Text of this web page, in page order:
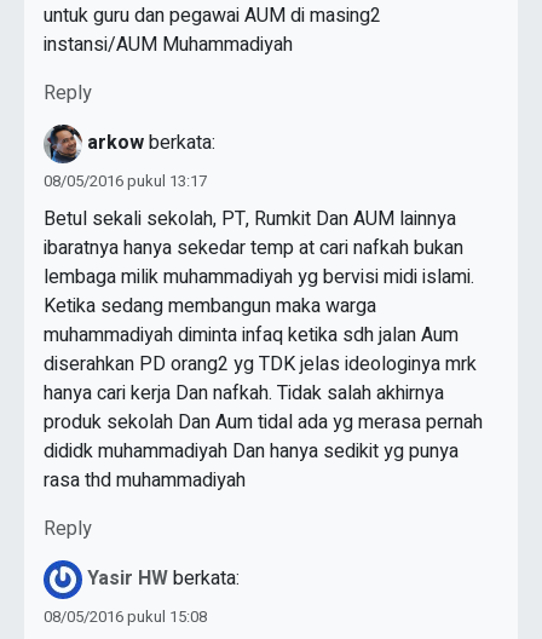
untuk guru dan pegawai AUM di masing2
instansi/AUM Muhammadiyah
Reply
arkowberkata:
08/05/2016 pukul 13:17
Betul sekali sekolah, PT, Rumkit Dan AUM lainnya
ibaratnya hanya sekedar temp at cari nafkah bukan
lembaga milik muhammadiyah yg bervisi midi islami.
Ketika sedang membangun maka warga
muhammadiyah diminta infaq ketika sdh jalan Aum
diserahkan PD orang2 yg TDK jelas ideologinya mrk
hanya cari kerja Dan nafkah. Tidak salah akhirnya
produk sekolah Dan Aum tidal ada yg merasa pernah
dididk muhammadiyah Dan hanya sedikit yg punya
rasa thd muhammadiyah
Reply
Yasir HWberkata:
08/05/2016 pukul 15:08